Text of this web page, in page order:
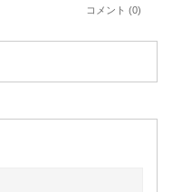
コメント (0)